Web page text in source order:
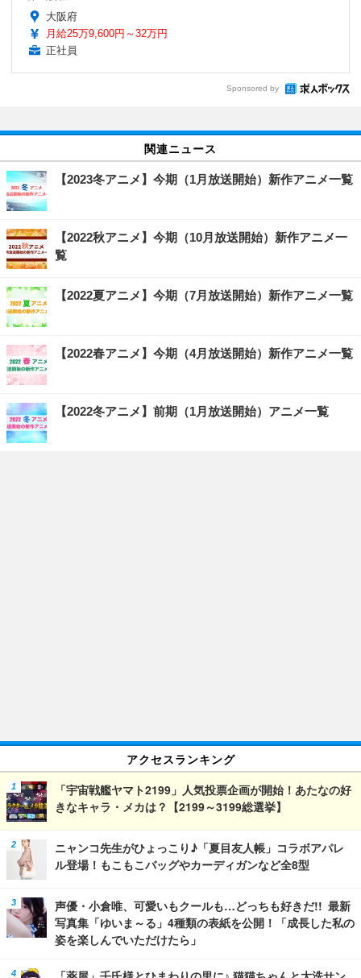
大阪府
月給25万9,600円～32万円
正社員
Sponsored by
関連ニュース
【2023冬アニメ】今期（1月放送開始）新作アニメ一覧
【2022秋アニメ】今期（10月放送開始）新作アニメ一
覧
【2022夏アニメ】今期（7月放送開始）新作アニメ一覧
【2022春アニメ】今期（4月放送開始）新作アニメ一覧
【2022冬アニメ】前期（1月放送開始）アニメ一覧
アクセスランキング
「宇宙戦艦ヤマト2199」人気投票企画が開始！あたなの好
きなキャラ・メカは？【2199～3199総選挙】
ニャンコ先生がひょっこり♪「夏目友人帳」コラボアパレ
ル登場！もこもこバッグやカーディガンなど全8型
声優・小倉唯、可愛いもクールも…どっちも好きだ!! 最新
写真集「ゆいま～る」4種類の表紙を公開！「成長した私の
姿を楽しんでいただけたら」